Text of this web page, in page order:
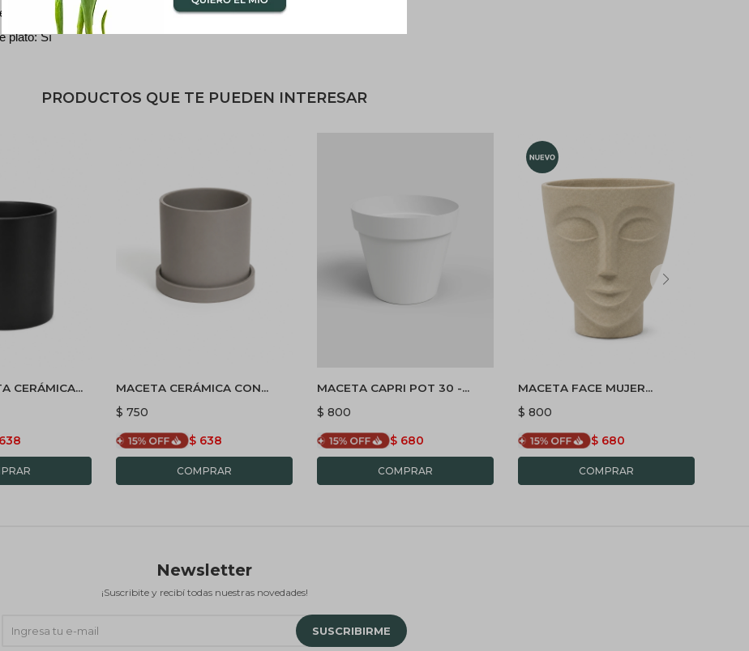
drenaje: Si
plato: Sí
PRODUCTOS QUE TE PUEDEN INTERESAR
CERÁMICA
638
MACETA CERÁMICA CON
PLATO S - GRIS
$ 750
$ 638
MACETA CAPRI POT 30 -
BLANCO
$ 800
$ 680
MACETA FACE MUJER
PLASTICA - BEIGE
$ 800
$ 680
Newsletter
¡Suscribite y recibí todas nuestras novedades!
SUSCRIBIRME